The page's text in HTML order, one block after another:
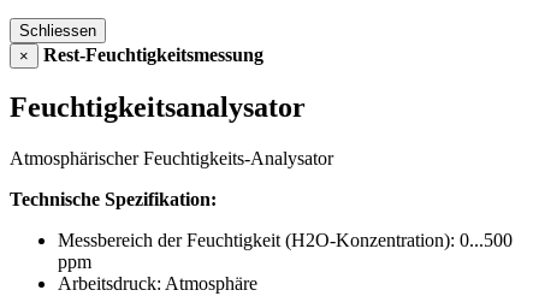
Schliessen
×
Rest-Feuchtigkeitsmessung
Feuchtigkeitsanalysator
Atmosphärischer Feuchtigkeits-Analysator
Technische Spezifikation:
Messbereich der Feuchtigkeit (H2O-Konzentration): 0...500
ppm
Arbeitsdruck: Atmosphäre